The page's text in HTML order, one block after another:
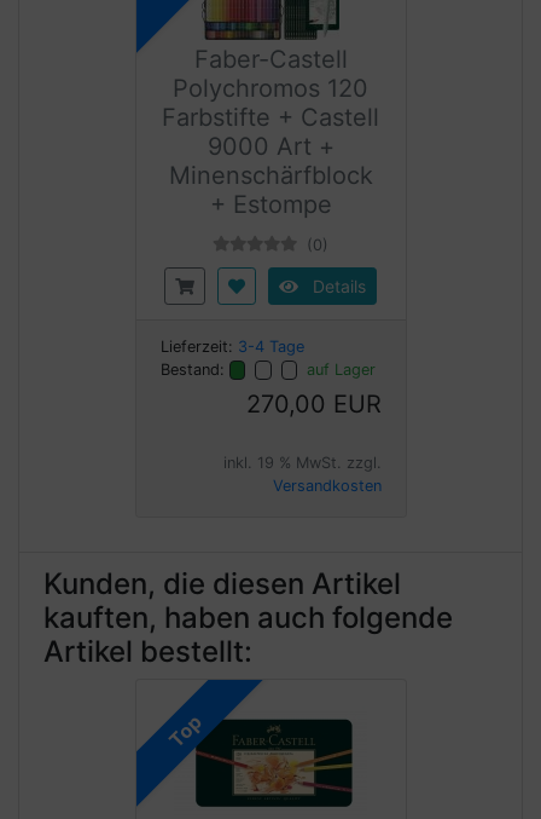
Faber-Castell
Polychromos 120
Farbstifte + Castell
9000 Art +
Minenschärfblock
+ Estompe
(0)
Details
Lieferzeit: 3-4 Tage
Bestand:
auf Lager
270,00 EUR
inkl. 19 % MwSt. zzgl.
Versandkosten
Kunden, die diesen Artikel
kauften, haben auch folgende
Artikel bestellt:
Top